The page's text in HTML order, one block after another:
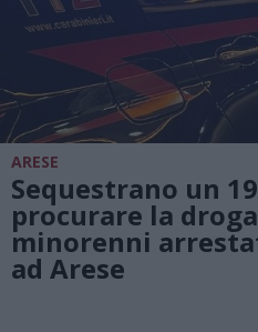
ARESE
Sequestrano un
procurare la
minorenni
ad Arese